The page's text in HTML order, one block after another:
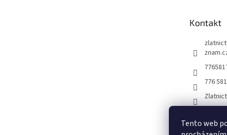
Tento web
Kontakt
776